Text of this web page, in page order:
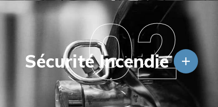
02
Sécurité Incendie